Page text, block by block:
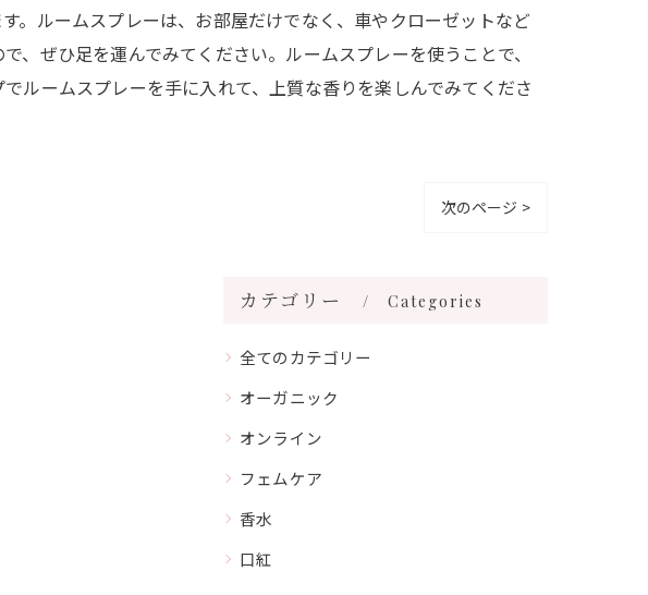
。ルームスプレーは、お部屋だけでなく、車やクローゼットなど
ぜひ足を運んでみてください。ルームスプレーを使うことで、
ルームスプレーを手に入れて、上質な香りを楽しんでみてくださ
次のページ >
カテゴリー Categories
全てのカテゴリー
オーガニック
オンライン
フェムケア
香水
口紅